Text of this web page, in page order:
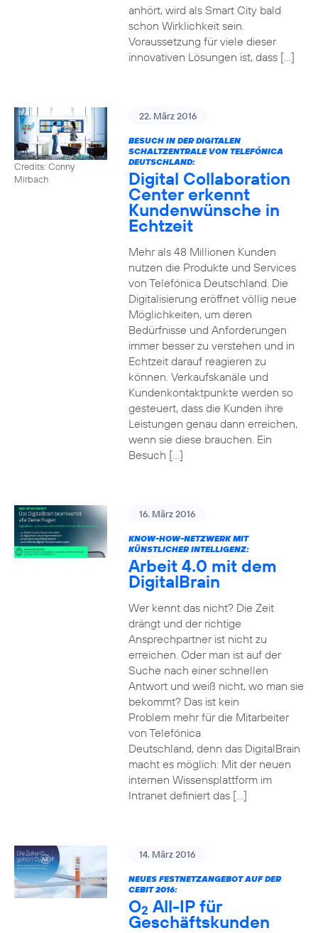
anhört, wird als Smart City bald
schon Wirklichkeit sein.
Voraussetzung für viele dieser
innovativen Lösungen ist, dass […]
Credits: Conny
Mirbach
22. März 2016
BESUCH IN DER DIGITALEN
SCHALTZENTRALE VON TELEFÓNICA
DEUTSCHLAND:
Digital Collaboration
Center erkennt
Kundenwünsche in
Echtzeit
Mehr als 48 Millionen Kunden
nutzen die Produkte und Services
von Telefónica Deutschland. Die
Digitalisierung eröffnet völlig neue
Möglichkeiten, um deren
Bedürfnisse und Anforderungen
immer besser zu verstehen und in
Echtzeit darauf reagieren zu
können. Verkaufskanäle und
Kundenkontaktpunkte werden so
gesteuert, dass die Kunden ihre
Leistungen genau dann erreichen,
wenn sie diese brauchen. Ein
Besuch […]
16. März 2016
KNOW-HOW-NETZWERK MIT
KÜNSTLICHER INTELLIGENZ:
Arbeit 4.0 mit dem
DigitalBrain
Wer kennt das nicht? Die Zeit
drängt und der richtige
Ansprechpartner ist nicht zu
erreichen. Oder man ist auf der
Suche nach einer schnellen
Antwort und weiß nicht, wo man sie
bekommt? Das ist kein
Problem mehr für die Mitarbeiter
von Telefónica
Deutschland, denn das DigitalBrain
macht es möglich: Mit der neuen
internen Wissensplattform im
Intranet definiert das […]
14. März 2016
NEUES FESTNETZANGEBOT AUF DER
CEBIT 2016:
O2 All-IP für
Geschäftskunden